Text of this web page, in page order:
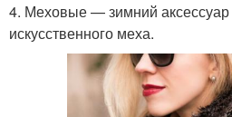
4. Меховые — зимний аксессуар
искусственного меха.